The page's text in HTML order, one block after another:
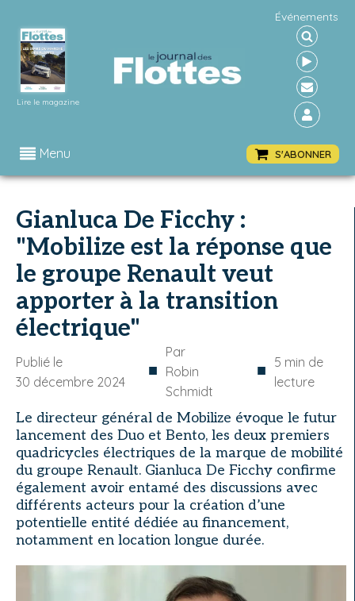
Lire le magazine
Événements
Menu S'ABONNER
Gianluca De Ficchy :
"Mobilize est la réponse que
le groupe Renault veut
apporter à la transition
électrique"
Publié le
30 décembre 2024
■
Par
Robin
Schmidt
■ 5 min de
lecture
Le directeur général de Mobilize évoque le futur
lancement des Duo et Bento, les deux premiers
quadricycles électriques de la marque de mobilité
du groupe Renault. Gianluca De Ficchy confirme
également avoir entamé des discussions avec
différents acteurs pour la création d’une
potentielle entité dédiée au financement,
notamment en location longue durée.